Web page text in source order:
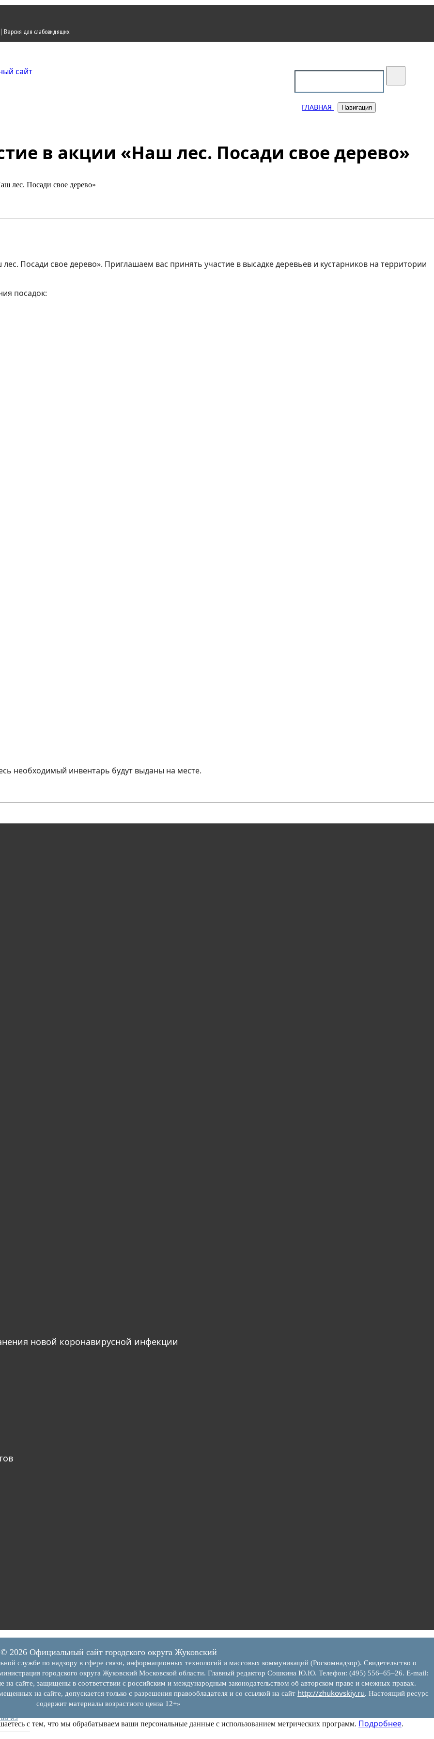
| Версия для слабовидящих
ГЛАВНАЯ Навигация
из
в акции «Наш лес. Посади свое дерево»
лес. Посади свое дерево»
Посади свое дерево». Приглашаем вас принять участие в высадке деревьев и кустарников на территории
посадок:
необходимый инвентарь будут выданы на месте.
новой коронавирусной инфекции
© 2026 Официальный сайт городского округа Жуковский
службе по надзору в сфере связи, информационных технологий и массовых коммуникаций (Роскомнадзор). Свидетельство о
городского округа Жуковский Московской области. Главный редактор Сошкина Ю.Ю. Телефон: (495) 556–65–26. E‑mail:
на сайте, защищены в соответствии с российским и международным законодательством об авторском праве и смежных правах.
на сайте, допускается только с разрешения правообладателя и со ссылкой на сайт http://zhukovskiy.ru. Настоящий ресурс
содержит материалы возрастного ценза 12+»
с тем, что мы обрабатываем ваши персональные данные с использованием метрических программ. Подробнее.